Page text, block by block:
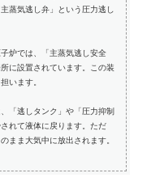
蒸気逃し弁」という圧力逃し
炉では、「主蒸気逃し安全
に設置されています。この装
います。
「逃しタンク」や「圧力抑制
れて液体に戻ります。ただ
まま大気中に放出されます。